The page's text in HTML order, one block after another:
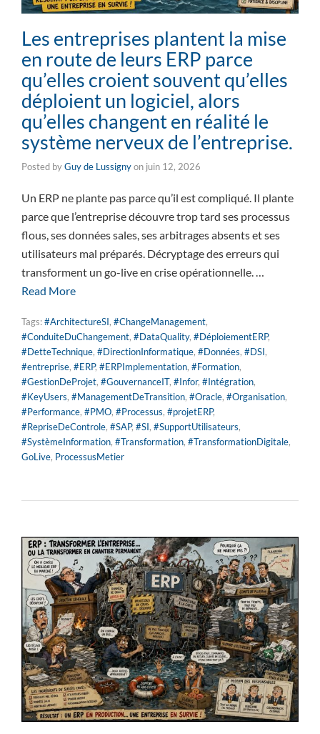
Les entreprises plantent la mise
en route de leurs ERP parce
qu’elles croient souvent qu’elles
déploient un logiciel, alors
qu’elles changent en réalité le
système nerveux de l’entreprise.
Posted byGuy de Lussignyon juin 12, 2026
Un ERP ne plante pas parce qu’il est compliqué. Il plante
parce que l’entreprise découvre trop tard ses processus
flous, ses données sales, ses arbitrages absents et ses
utilisateurs mal préparés. Décryptage des erreurs qui
transforment un go-live en crise opérationnelle. …
Read More
Tags:#ArchitectureSI, #ChangeManagement,
#ConduiteDuChangement, #DataQuality, #DéploiementERP,
#DetteTechnique, #DirectionInformatique, #Données, #DSI,
#entreprise, #ERP, #ERPImplementation, #Formation,
#GestionDeProjet, #GouvernanceIT, #Infor, #Intégration,
#KeyUsers, #ManagementDeTransition, #Oracle, #Organisation,
#Performance, #PMO, #Processus, #projetERP,
#RepriseDeControle, #SAP, #SI, #SupportUtilisateurs,
#SystèmeInformation, #Transformation, #TransformationDigitale,
GoLive, ProcessusMetier